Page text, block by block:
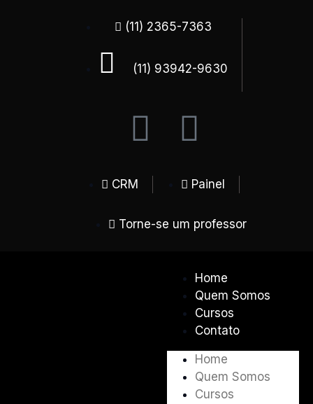
(11) 2365-7363
(11) 93942-9630
CRM Painel
Torne-se um professor
Home
Quem Somos
Cursos
Contato
Home
Quem Somos
Cursos